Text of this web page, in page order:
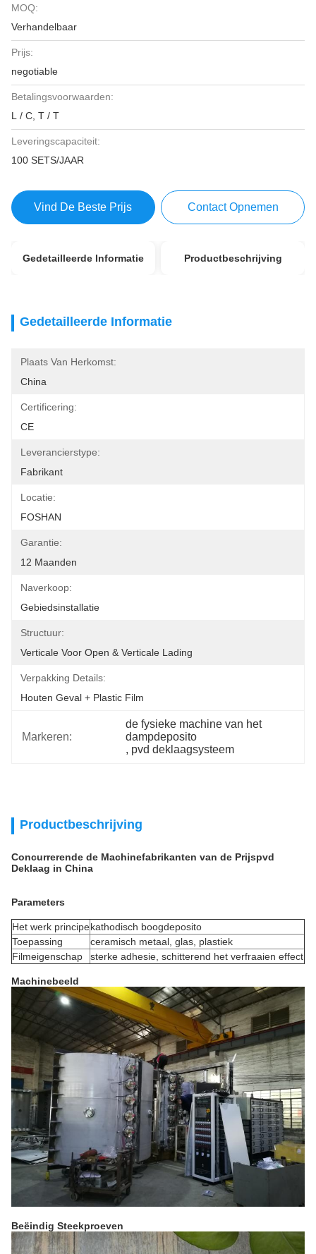
MOQ:
Verhandelbaar
Prijs:
negotiable
Betalingsvoorwaarden:
L / C, T / T
Leveringscapaciteit:
100 SETS/JAAR
Vind De Beste Prijs Contact Opnemen
Gedetailleerde Informatie Productbeschrijving
Gedetailleerde Informatie
Plaats Van Herkomst:
China
Certificering:
CE
Leverancierstype:
Fabrikant
Locatie:
FOSHAN
Garantie:
12 Maanden
Naverkoop:
Gebiedsinstallatie
Structuur:
Verticale Voor Open & Verticale Lading
Verpakking Details:
Houten Geval + Plastic Film
Markeren:
de fysieke machine van het
dampdeposito
, pvd deklaagsysteem
Productbeschrijving
Concurrerende de Machinefabrikanten van de Prijspvd
Deklaag in China
Parameters
Het werk principekathodisch boogdeposito
Toepassing
ceramisch metaal, glas, plastiek
Filmeigenschap
sterke adhesie, schitterend het verfraaien effect
Machinebeeld
Beëindig Steekproeven